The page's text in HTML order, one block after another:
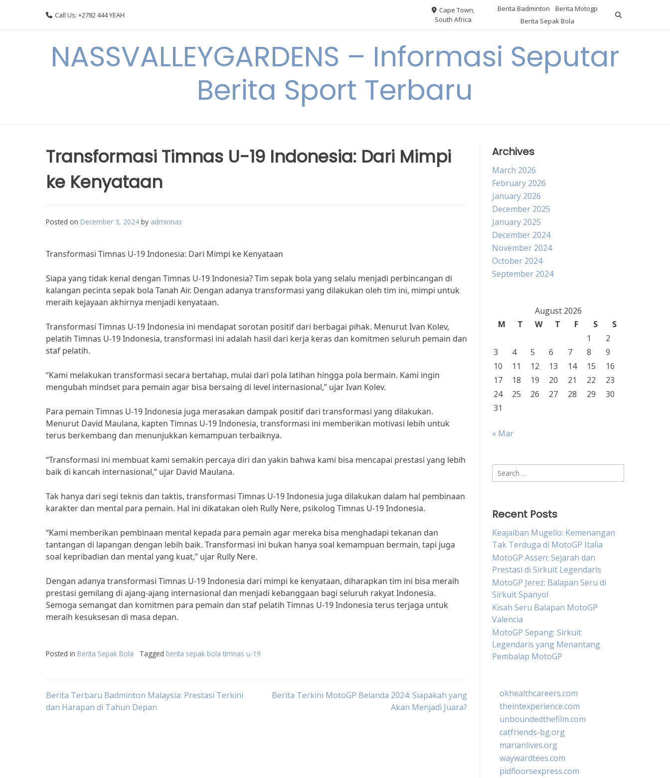
Call Us: +2782 444 YEAH
Cape Town,
South Africa
Berita Badminton
Berita Motogp
Berita Sepak Bola
NASSVALLEYGARDENS – Informasi Seputar
Berita Sport Terbaru
Transformasi Timnas U-19 Indonesia: Dari Mimpi
ke Kenyataan
Posted on December 3, 2024 by adminnas
Transformasi Timnas U-19 Indonesia: Dari Mimpi ke Kenyataan
Siapa yang tidak kenal dengan Timnas U-19 Indonesia? Tim sepak bola yang selalu menjadi perbincangan di
kalangan pecinta sepak bola Tanah Air. Dengan adanya transformasi yang dilakukan oleh tim ini, mimpi untuk
meraih kejayaan akhirnya menjadi kenyataan.
Transformasi Timnas U-19 Indonesia ini mendapat sorotan positif dari berbagai pihak. Menurut Ivan Kolev,
pelatih Timnas U-19 Indonesia, transformasi ini adalah hasil dari kerja keras dan komitmen seluruh pemain dan
staf pelatih.
“Kami melakukan transformasi secara bertahap, mulai dari pola latihan hingga pola bermain. Kami ingin
mengubah mindset para pemain agar bisa bersaing di level internasional,” ujar Ivan Kolev.
Para pemain Timnas U-19 Indonesia juga merasakan dampak positif dari transformasi yang dilakukan.
Menurut David Maulana, kapten Timnas U-19 Indonesia, transformasi ini memberikan motivasi lebih untuk
terus berkembang dan menunjukkan kemampuan terbaiknya.
“Transformasi ini membuat kami semakin percaya diri dan yakin bahwa kami bisa mencapai prestasi yang lebih
baik di kancah internasional,” ujar David Maulana.
Tak hanya dari segi teknis dan taktis, transformasi Timnas U-19 Indonesia juga dilakukan dalam hal pembinaan
karakter dan mental para pemain. Hal ini dikatakan oleh Rully Nere, psikolog Timnas U-19 Indonesia.
“Kami memberikan pembinaan mental kepada para pemain agar mereka bisa menghadapi tekanan dan
tantangan di lapangan dengan lebih baik. Transformasi ini bukan hanya soal kemampuan bermain, tapi juga
soal kepribadian dan mental yang kuat,” ujar Rully Nere.
Dengan adanya transformasi Timnas U-19 Indonesia dari mimpi ke kenyataan, diharapkan tim ini bisa meraih
prestasi gemilang di ajang-ajang internasional dan menjadi kebanggaan bagi seluruh rakyat Indonesia.
Semoga semangat dan komitmen para pemain dan staf pelatih Timnas U-19 Indonesia terus terjaga untuk
meraih kesuksesan di masa depan.
Posted in Berita Sepak Bola Tagged berita sepak bola timnas u-19
Post
Berita Terbaru Badminton Malaysia: Prestasi Terkini
dan Harapan di Tahun Depan
Berita Terkini MotoGP Belanda 2024: Siapakah yang
Akan Menjadi Juara?
Archives
March 2026
February 2026
January 2026
December 2025
January 2025
December 2024
November 2024
October 2024
September 2024
August 2026
M
T W T F S
S
1
2
3
4 5 6 7 8
9
10
11 12 13 14 15
16
17
18 19 20 21 22
23
24
25 26 27 28 29
30
31
« Mar
Search
for:
Recent Posts
Keajaiban Mugello: Kemenangan
Tak Terduga di MotoGP Italia
MotoGP Assen: Sejarah dan
Prestasi di Sirkuit Legendaris
MotoGP Jerez: Balapan Seru di
Sirkuit Spanyol
Kisah Seru Balapan MotoGP
Valencia
MotoGP Sepang: Sirkuit
Legendaris yang Menantang
Pembalap MotoGP
okhealthcareers.com
theintexperience.com
unboundedthefilm.com
catfriends-bg.org
marianlives.org
waywardtees.com
pidfloorsexpress.com